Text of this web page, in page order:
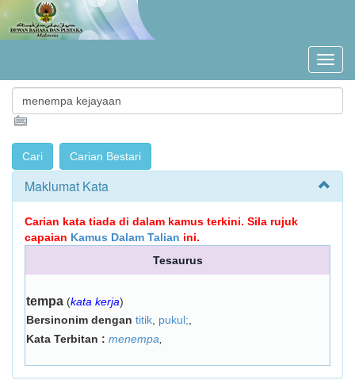
Maklumat Kata
Carian kata tiada di dalam kamus terkini. Sila rujuk
capaian Kamus Dalam Talian ini.
Tesaurus
tempa (kata kerja)
Bersinonim dengan titik pukul;
Kata Terbitan : menempa